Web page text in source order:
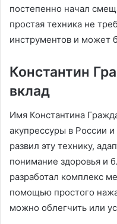
постепенно начал
простая техника не
инструментов и может
Константин
вклад
Имя Константина
акупрессуры в России
развил эту технику,
понимание здоровья и
разработал комплекс
помощью простого
можно облегчить или